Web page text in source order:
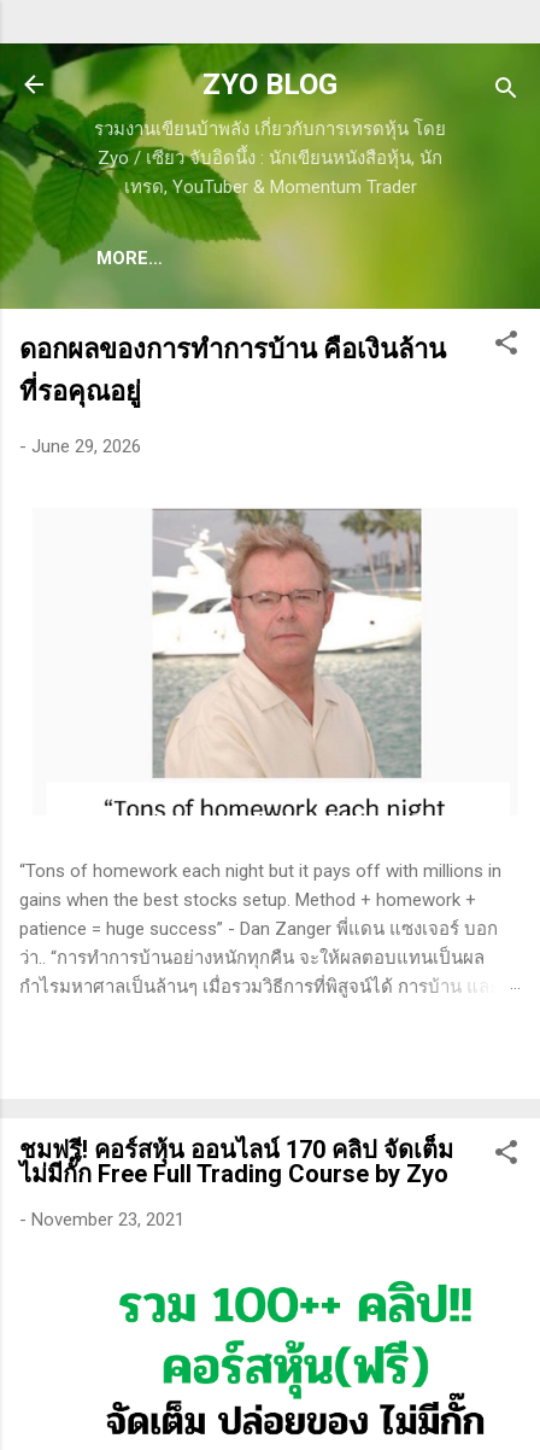
ZYO BLOG
รวมงานเขียนบ้าพลัง เกี่ยวกับการเทรดหุ้น โดย
Zyo / เซียว จับอิดนึ้ง : นักเขียนหนังสือหุ้น, นัก
เทรด, YouTuber & Momentum Trader
MORE…
ดอกผลของการทำการบ้าน คือเงินล้าน
ที่รอคุณอยู่
- June 29, 2026
“Tons of homework each night but it pays off with millions in
gains when the best stocks setup. Method + homework +
patience = huge success” - Dan Zanger พี่แดน แซงเจอร์ บอก
ว่า.. “การทำการบ้านอย่างหนักทุกคืน จะให้ผลตอบแทนเป็นผล
กำไรมหาศาลเป็นล้านๆ เมื่อรวมวิธีการที่พิสูจน์ได้ การบ้าน และ
ในอนาคต การลงรายละเอียดในการวิเคราะห์นี้จะช่วยให้คุณ
สามารถเข้าใจตลาดและรู้จักจังหวะที่เหมาะสมในการเข้าเทรด . -
วิธีการที่พิสูจน์แล้วว่าทำเงินได้จริงและทำซ้ำได้ตลอด (Method):
การมีระบบหรือกลยุทธ์ที่ชัดเจนในการเทรดเป็นสิ่งสำคัญ เพราะจะ
ใช้ได้เมื่อตลาดมีการเปลี่ยนแปลง . - ความอดทน (Patience): การ
รอคอยและไม่รีบร้อนถือเป็นคุณสมบัติที่สำคัญในนักเทรด ความ
ชมฟรี! คอร์สหุ้น ออนไลน์ 170 คลิป จัดเต็ม
ไม่มีกั๊ก Free Full Trading Course by Zyo
- November 23, 2021